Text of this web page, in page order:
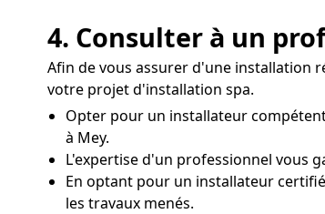
4. Consulter à un
Afin de vous assurer d'une installation
votre projet d'installation spa.
Opter pour un installateur
à Mey.
L'expertise d'un professionnel vous
En optant pour un installateur
les travaux menés.